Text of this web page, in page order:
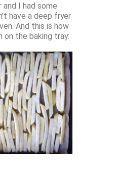
I had some
have a deep fryer
And this is how
the baking tray: